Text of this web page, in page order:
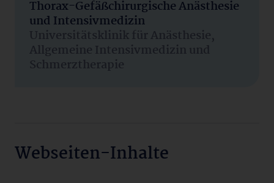
Thorax-Gefäßchirurgische Anästhesie
und Intensivmedizin
Universitätsklinik für Anästhesie,
Allgemeine Intensivmedizin und
Schmerztherapie
Webseiten-Inhalte